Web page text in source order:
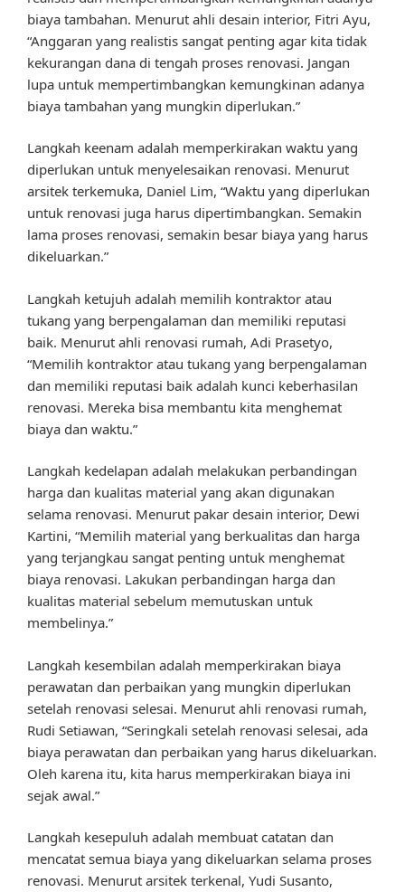
biaya tambahan. Menurut ahli desain interior, Fitri Ayu,
“Anggaran yang realistis sangat penting agar kita tidak
kekurangan dana di tengah proses renovasi. Jangan
lupa untuk mempertimbangkan kemungkinan adanya
biaya tambahan yang mungkin diperlukan.”
Langkah keenam adalah memperkirakan waktu yang
diperlukan untuk menyelesaikan renovasi. Menurut
arsitek terkemuka, Daniel Lim, “Waktu yang diperlukan
untuk renovasi juga harus dipertimbangkan. Semakin
lama proses renovasi, semakin besar biaya yang harus
dikeluarkan.”
Langkah ketujuh adalah memilih kontraktor atau
tukang yang berpengalaman dan memiliki reputasi
baik. Menurut ahli renovasi rumah, Adi Prasetyo,
“Memilih kontraktor atau tukang yang berpengalaman
dan memiliki reputasi baik adalah kunci keberhasilan
renovasi. Mereka bisa membantu kita menghemat
biaya dan waktu.”
Langkah kedelapan adalah melakukan perbandingan
harga dan kualitas material yang akan digunakan
selama renovasi. Menurut pakar desain interior, Dewi
Kartini, “Memilih material yang berkualitas dan harga
yang terjangkau sangat penting untuk menghemat
biaya renovasi. Lakukan perbandingan harga dan
kualitas material sebelum memutuskan untuk
membelinya.”
Langkah kesembilan adalah memperkirakan biaya
perawatan dan perbaikan yang mungkin diperlukan
setelah renovasi selesai. Menurut ahli renovasi rumah,
Rudi Setiawan, “Seringkali setelah renovasi selesai, ada
biaya perawatan dan perbaikan yang harus dikeluarkan.
Oleh karena itu, kita harus memperkirakan biaya ini
sejak awal.”
Langkah kesepuluh adalah membuat catatan dan
mencatat semua biaya yang dikeluarkan selama proses
renovasi. Menurut arsitek terkenal, Yudi Susanto,